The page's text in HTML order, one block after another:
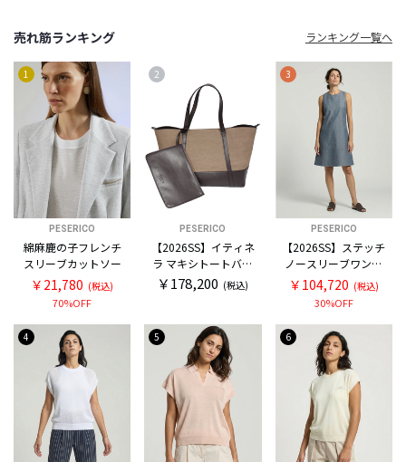
売れ筋ランキング ランキング一覧へ
1
PESERICO
綿麻鹿の子フレンチ
スリーブカットソー
￥21,780 (税込)
70%OFF
2
PESERICO
【2026SS】イティネ
ラ マキシトートバッ
グ
￥178,200 (税込)
3
PESERICO
【2026SS】ステッチ
ノースリーブワンピ
ース
￥104,720 (税込)
30%OFF
4 5 6